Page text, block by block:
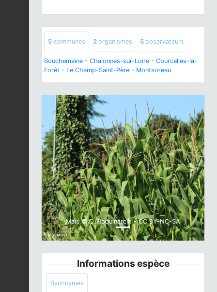
5 communes 2 organismes 5 observateurs
Bouchemaine - Chalonnes-sur-Loire - Courcelles-la-
Forêt - Le Champ-Saint-Père - Montsoreau
Maïs © O. Roquinarc'h - CC BY-NC-SA
Previous Next
Informations espèce
Synonymes